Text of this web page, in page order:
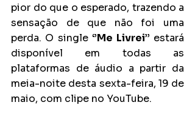
pior do que o esperado, trazendo a
sensação de que não foi uma
perda. O single ‘’Me Livrei’’ estará
disponível em todas as
plataformas de áudio a partir da
meia-noite desta sexta-feira, 19 de
maio, com clipe no YouTube.